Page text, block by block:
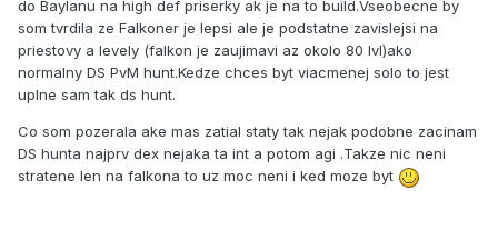
do Baylanu na high def priserky ak je na to build.Vseobecne by
som tvrdila ze Falkoner je lepsi ale je podstatne zavislejsi na
priestovy a levely (falkon je zaujimavi az okolo 80 lvl)ako
normalny DS PvM hunt.Kedze chces byt viacmenej solo to jest
uplne sam tak ds hunt.
Co som pozerala ake mas zatial staty tak nejak podobne zacinam
DS hunta najprv dex nejaka ta int a potom agi .Takze nic neni
stratene len na falkona to uz moc neni i ked moze byt